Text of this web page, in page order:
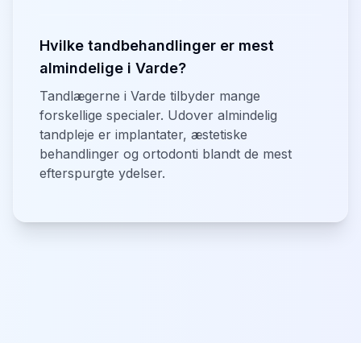
Hvilke tandbehandlinger er mest
almindelige i Varde?
Tandlægerne i Varde tilbyder mange
forskellige specialer. Udover almindelig
tandpleje er implantater, æstetiske
behandlinger og ortodonti blandt de mest
efterspurgte ydelser.